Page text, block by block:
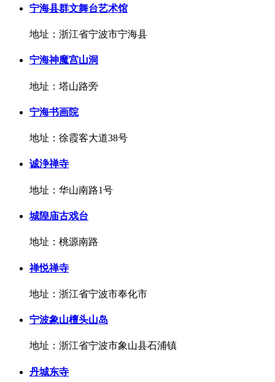
宁海县群文舞台艺术馆
地址：浙江省宁波市宁海县
宁海神魔宫山洞
地址：塔山路旁
宁海书画院
地址：徐霞客大道38号
诚浄禅寺
地址：华山南路1号
城隍庙古戏台
地址：桃源南路
禅悦禅寺
地址：浙江省宁波市奉化市
宁波象山檀头山岛
地址：浙江省宁波市象山县石浦镇
丹城东寺